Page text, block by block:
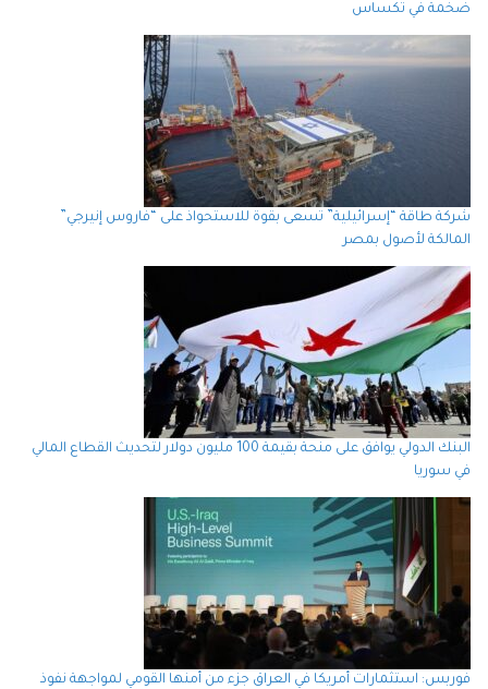
ضخمة في تكساس
شركة طاقة “إسرائيلية” تسعى بقوة للاستحواذ على “فاروس إنيرجي”
المالكة لأصول بمصر
البنك الدولي يوافق على منحة بقيمة 100 مليون دولار لتحديث القطاع المالي
في سوريا
فوربس: استثمارات أمريكا في العراق جزء من أمنها القومي لمواجهة نفوذ